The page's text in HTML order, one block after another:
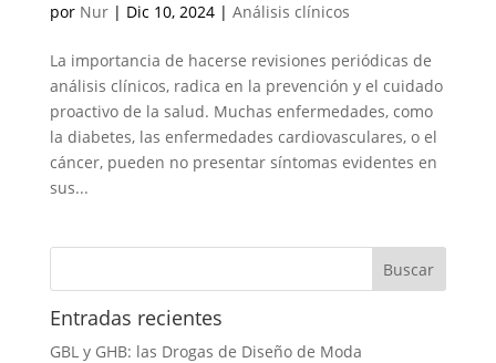
por Nur| Dic 10, 2024| Análisis clínicos
La importancia de hacerse revisiones periódicas de
análisis clínicos, radica en la prevención y el cuidado
proactivo de la salud. Muchas enfermedades, como
la diabetes, las enfermedades cardiovasculares, o el
cáncer, pueden no presentar síntomas evidentes en
sus...
Entradas recientes
GBL y GHB: las Drogas de Diseño de Moda